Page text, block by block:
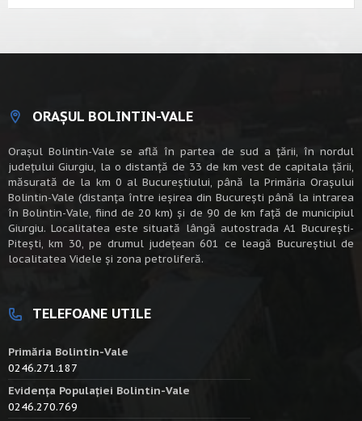
ORAȘUL BOLINTIN-VALE
Oraşul Bolintin-Vale se află în partea de sud a ţării, în nordul
judeţului Giurgiu, la o distanţă de 33 de km vest de capitala țării,
măsurată de la km 0 al Bucureștiului, până la Primăria Orașului
Bolintin-Vale (distanța între ieșirea din București până la intrarea
în Bolintin-Vale, fiind de 20 km) şi de 90 de km faţă de municipiul
Giurgiu. Localitatea este situată lângă autostrada A1 Bucureşti-
Piteşti, km 30, pe drumul judeţean 601 ce leagă Bucureştiul de
localitatea Videle şi zona petroliferă.
TELEFOANE UTILE
Primăria Bolintin-Vale
0246.271.187
Evidența Populației Bolintin-Vale
0246.270.769